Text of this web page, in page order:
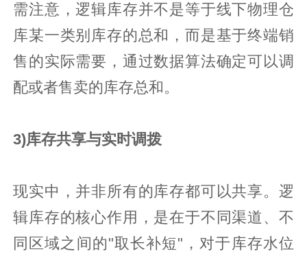
需注意，逻辑库存并不是等于线下物理仓
库某一类别库存的总和，而是基于终端销
售的实际需要，通过数据算法确定可以调
配或者售卖的库存总和。
3)库存共享与实时调拨
现实中，并非所有的库存都可以共享。逻
辑库存的核心作用，是在于不同渠道、不
同区域之间的"取长补短"，对于库存水位